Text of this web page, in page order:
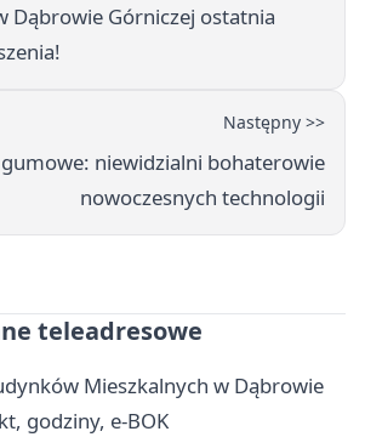
Dąbrowie Górniczej ostatnia
Następny >>
niewidzialni bohaterowie
nowoczesnych technologii
teleadresowe
Mieszkalnych w Dąbrowie
godziny, e-BOK